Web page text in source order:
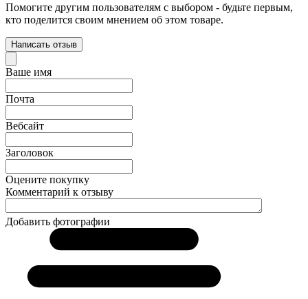
Помогите другим пользователям с выбором - будьте первым,
кто поделится своим мнением об этом товаре.
Написать отзыв
Ваше имя
Почта
Вебсайт
Заголовок
Оцените покупку
Комментарий к отзыву
Добавить фотографии